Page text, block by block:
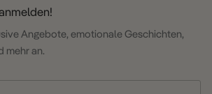
Angebote, emotionale Geschichten,
mehr an.